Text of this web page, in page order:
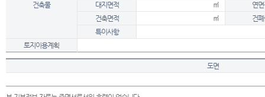
건축물
대지면적
㎡
연
건축면적
㎡
건
특이사항
토지이용계획
도면